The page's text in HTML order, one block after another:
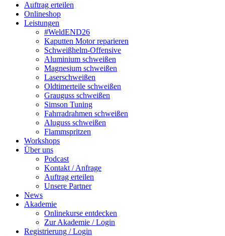
Auftrag erteilen
Onlineshop
Leistungen
#WeldEND26
Kaputten Motor reparieren
Schweißhelm-Offensive
Aluminium schweißen
Magnesium schweißen
Laserschweißen
Oldtimerteile schweißen
Grauguss schweißen
Simson Tuning
Fahrradrahmen schweißen
Aluguss schweißen
Flammspritzen
Workshops
Über uns
Podcast
Kontakt / Anfrage
Auftrag erteilen
Unsere Partner
News
Akademie
Onlinekurse entdecken
Zur Akademie / Login
Registrierung / Login